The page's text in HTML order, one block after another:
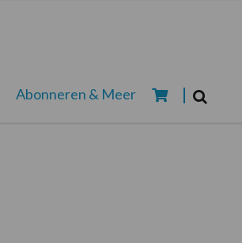
Abonneren & Meer